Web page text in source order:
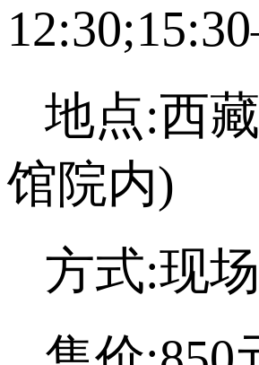
地点:西
馆院内)
方式:现